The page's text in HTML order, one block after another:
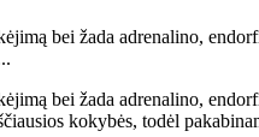
bei žada adrenalino,
bei žada adrenalino,
kokybės, todėl